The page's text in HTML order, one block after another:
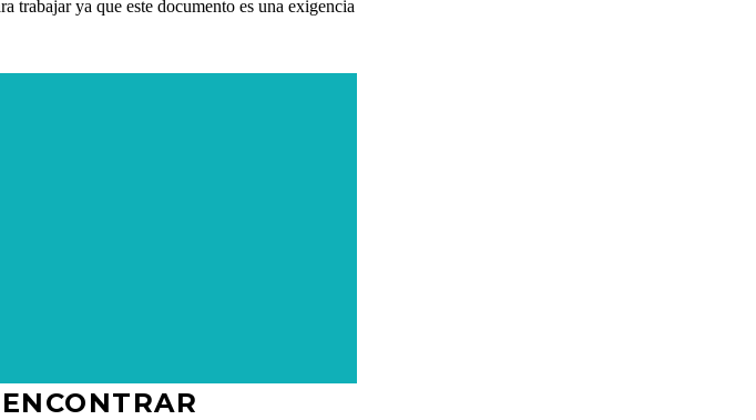
trabajar ya que este documento es una exigencia